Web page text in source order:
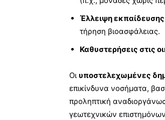
Έλλειψη εκπαίδευσης
τήρηση βιοασφάλειας.
Καθυστερήσεις στις
Οι υποστελεχωμένες
επικίνδυνα νοσήματα,
προληπτική
γεωτεχνικών